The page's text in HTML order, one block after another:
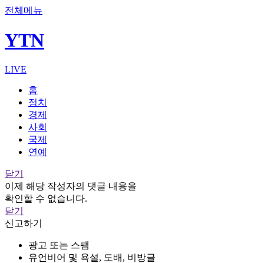
전체메뉴
YTN
LIVE
홈
정치
경제
사회
국제
연예
닫기
이제 해당 작성자의 댓글 내용을
확인할 수 없습니다.
닫기
신고하기
광고 또는 스팸
유언비어 및 욕설, 도배, 비방글